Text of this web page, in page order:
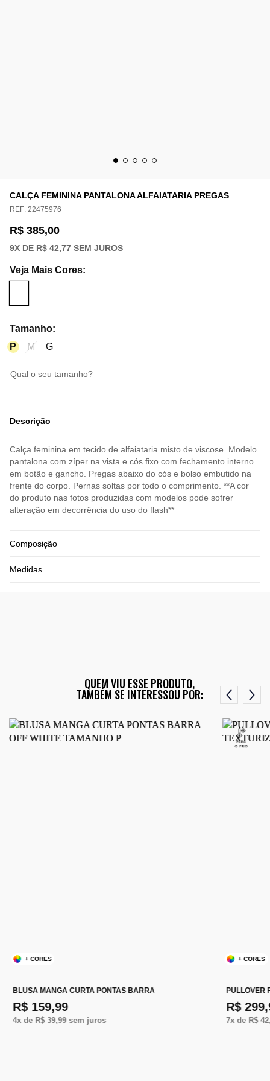
CALÇA FEMININA PANTALONA ALFAIATARIA PREGAS
REF: 22475976
R$ 385,00
9X DE R$ 42,77 SEM JUROS
Veja Mais Cores:
Tamanho:
P
M G
qual o seu tamanho?
Descrição
Calça feminina em tecido de alfaiataria misto de viscose. Modelo
pantalona com zíper na vista e cós fixo com fechamento interno
em botão e gancho. Pregas abaixo do cós e bolso embutido na
frente do corpo. Pernas soltas por todo o comprimento. **A cor
do produto nas fotos produzidas com modelos pode sofrer
alteração em decorrência do uso do flash**
Composição
Medidas
QUEM VIU ESSE PRODUTO,
TAMBÉM SE INTERESSOU POR:
+ CORES
BLUSA MANGA CURTA PONTAS BARRA
R$ 159,99
4x de R$ 39,99sem juros
+ CORES
PULLOVER
R$
7x de R$